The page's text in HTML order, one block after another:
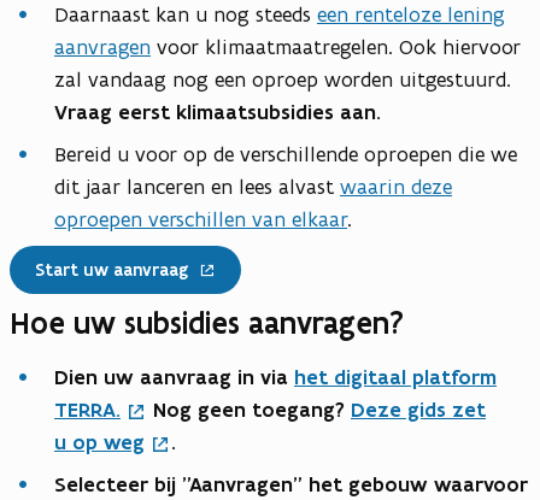
Daarnaast kan u nog steeds een renteloze lening
aanvragen voor klimaatmaatregelen. Ook hiervoor
zal vandaag nog een oproep worden uitgestuurd.
Vraag eerst klimaatsubsidies aan.
Bereid u voor op de verschillende oproepen die we
dit jaar lanceren en lees alvast waarin deze
oproepen verschillen van elkaar.
Start uw aanvraag
Hoe uw subsidies aanvragen?
Dien uw aanvraag in via het digitaal platform
TERRA.
Nog geen toegang? Deze gids zet
u op weg
.
Selecteer bij "Aanvragen" het gebouw waarvoor